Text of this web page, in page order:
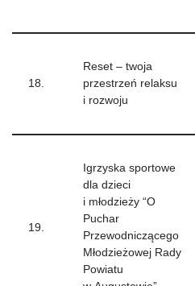
18.
Reset – twoja
przestrzeń relaksu
i rozwoju
19.
Igrzyska sportowe
dla dzieci
i młodzieży “O
Puchar
Przewodniczącego
Młodzieżowej Rady
Powiatu